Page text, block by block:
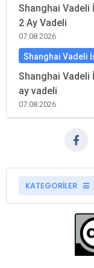
Shanghai
2 Ay Vadeli
07.08.2026
Shanghai Vadeli
Shanghai Vadeli
ay vadeli
07.08.2026
KATEGORİLER